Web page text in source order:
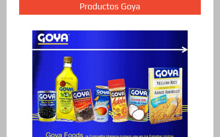
Productos Goya